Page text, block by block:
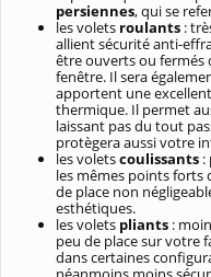
persiennes, qui se
les volets roulants :
allient sécurité anti-
être ouverts ou fermés
fenêtre. Il sera
apportent une
thermique. Il permet
laissant pas du tout
protègera aussi votre
les voletscoulissants :
les mêmes points forts
de place non
esthétiques.
les volets pliants :
peu de place sur votre
dans certaines